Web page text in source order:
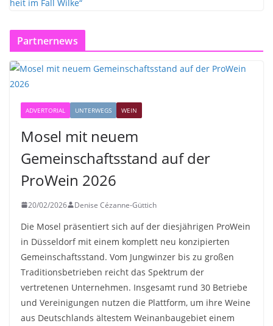
Partnernews
ADVERTORIAL UNTERWEGS WEIN
Mosel mit neuem
Gemeinschaftsstand auf der
ProWein 2026
20/02/2026 Denise Cézanne-Güttich
Die Mosel präsentiert sich auf der diesjährigen ProWein
in Düsseldorf mit einem komplett neu konzipierten
Gemeinschaftsstand. Vom Jungwinzer bis zu großen
Traditionsbetrieben reicht das Spektrum der
vertretenen Unternehmen. Insgesamt rund 30 Betriebe
und Vereinigungen nutzen die Plattform, um ihre Weine
aus Deutschlands ältestem Weinanbaugebiet einem